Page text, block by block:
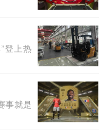
一句万能的
的嫉妒、刻板
自己精致的日
“这么可爱真
且傲娇的方
登上热
事就是